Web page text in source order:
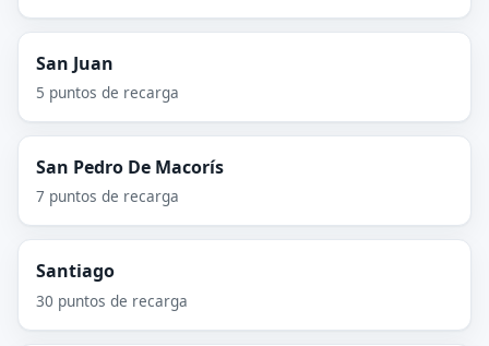
San Juan
5 puntos de recarga
San Pedro De Macorís
7 puntos de recarga
Santiago
30 puntos de recarga